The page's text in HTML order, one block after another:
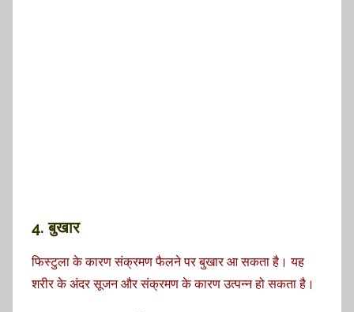
4. बुखार
फिस्टुला के कारण संक्रमण फैलने पर बुखार आ सकता है। यह
शरीर के अंदर सूजन और संक्रमण के कारण उत्पन्न हो सकता है।